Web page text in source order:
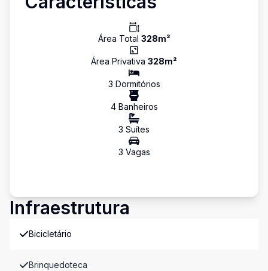
Área Total 328m²
Área Privativa 328m²
3 Dormitórios
4Banheiros
3 Suítes
3 Vagas
Infraestrutura
Bicicletário
Brinquedoteca